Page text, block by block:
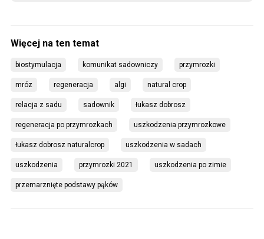
biostymulacja komunikat sadowniczy przymrozki
mróz regeneracja algi natural crop
relacja z sadu sadownik łukasz dobrosz
regeneracja po przymrozkach uszkodzenia przymrozkowe
łukasz dobrosz naturalcrop uszkodzenia w sadach
uszkodzenia przymrozki 2021 uszkodzenia po zimie
przemarznięte podstawy pąków